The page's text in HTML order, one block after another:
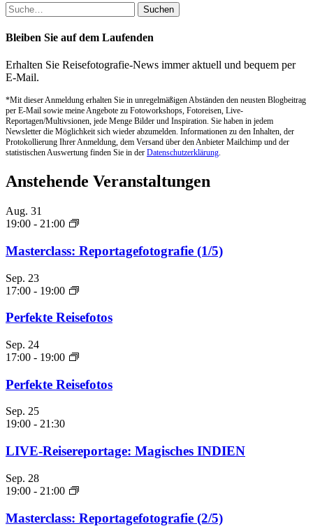
Suche
nach:
Bleiben Sie auf dem Laufenden
Erhalten Sie Reisefotografie-News immer aktuell und bequem per
E-Mail.
*Mit dieser Anmeldung erhalten Sie in unregelmäßigen Abständen den neusten Blogbeitrag
per E-Mail sowie meine Angebote zu Fotoworkshops, Fotoreisen, Live-
Reportagen/Multivsionen, jede Menge Bilder und Inspiration. Sie haben in jedem
Newsletter die Möglichkeit sich wieder abzumelden. Informationen zu den Inhalten, der
Protokollierung Ihrer Anmeldung, dem Versand über den Anbieter Mailchimp und der
statistischen Auswertung finden Sie in der Datenschutzerklärung.
Anstehende Veranstaltungen
Aug. 31
19:00 - 21:00
Masterclass: Reportagefotografie (1/5)
Sep. 23
17:00 - 19:00
Perfekte Reisefotos
Sep. 24
17:00 - 19:00
Perfekte Reisefotos
Sep. 25
19:00 - 21:30
LIVE-Reisereportage: Magisches INDIEN
Sep. 28
19:00 - 21:00
Masterclass: Reportagefotografie (2/5)